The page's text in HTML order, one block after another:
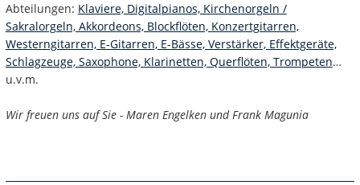
Abteilungen: Klaviere, Digitalpianos, Kirchenorgeln /
Sakralorgeln, Akkordeons, Blockflöten, Konzertgitarren,
Westerngitarren, E-Gitarren, E-Bässe, Verstärker, Effektgeräte,
Schlagzeuge, Saxophone, Klarinetten, Querflöten, Trompeten…
u.v.m.
Wir freuen uns auf Sie - Maren Engelken und Frank Magunia